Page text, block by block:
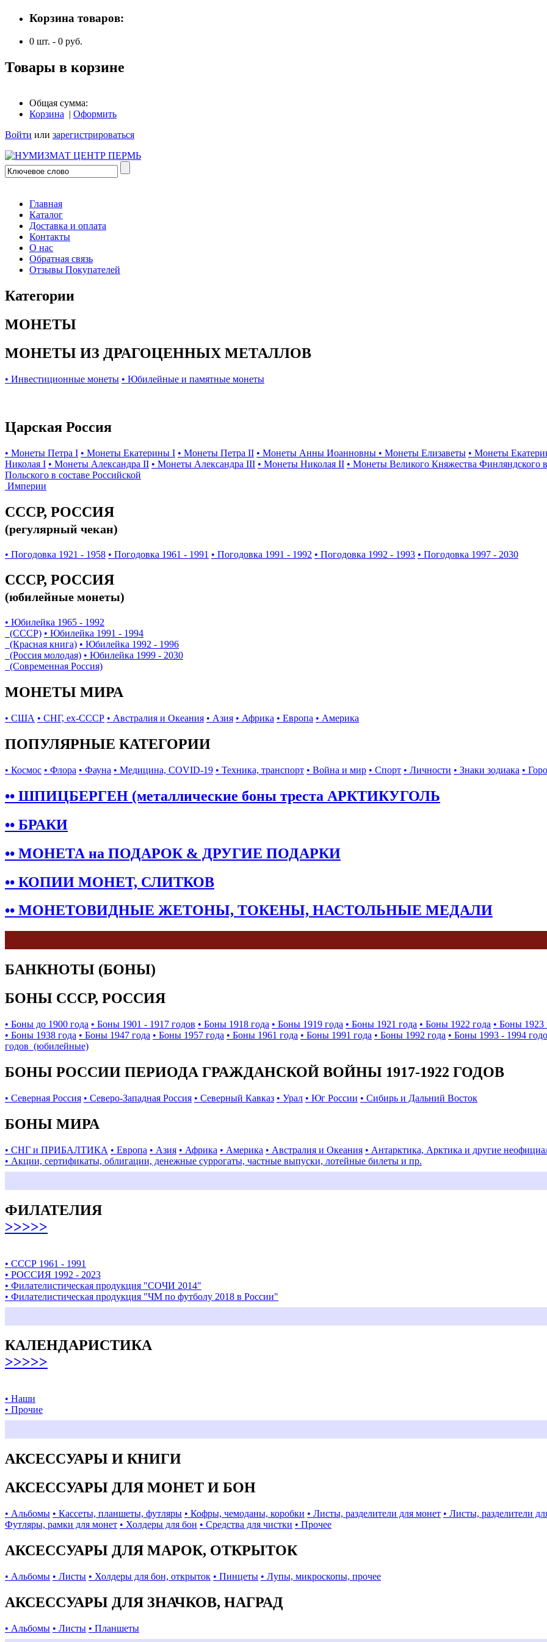
Корзина товаров:
0 шт. - 0 руб.
Товары в корзине
Общая сумма:
Корзина | Оформить
Войти или зарегистрироваться
Главная
Каталог
Доставка и оплата
Контакты
О нас
Обратная связь
Отзывы Покупателей
Категории
МОНЕТЫ
МОНЕТЫ ИЗ ДРАГОЦЕННЫХ МЕТАЛЛОВ
• Инвестиционные монеты • Юбилейные и памятные монеты
Царская Россия
• Монеты Петра I • Монеты Екатерины I • Монеты Петра II • Монеты Анны Иоанновны • Монеты Елизаветы • Монеты
Николая I • Монеты Александра II • Монеты Александра III • Монеты Николая II • Монеты Великого Княжества Финляндского
Польского в составе Российской
Империи
СССР, РОССИЯ
(регулярный чекан)
• Погодовка 1921 - 1958 • Погодовка 1961 - 1991 • Погодовка 1991 - 1992 • Погодовка 1992 - 1993 • Погодовка 1997 - 2030
СССР, РОССИЯ
(юбилейные монеты)
• Юбилейка 1965 - 1992
(СССР) • Юбилейка 1991 - 1994
(Красная книга) • Юбилейка 1992 - 1996
(Россия молодая) • Юбилейка 1999 - 2030
(Современная Россия)
МОНЕТЫ МИРА
• США • СНГ, ex-СССР • Австралия и Океания • Азия • Африка • Европа • Америка
ПОПУЛЯРНЫЕ КАТЕГОРИИ
• Космос • Флора • Фауна • Медицина, COVID-19 • Техника, транспорт • Война и мир • Спорт • Личности • Знаки зодиака •
•• ШПИЦБЕРГЕН (металлические боны треста АРКТИКУГОЛЬ
•• БРАКИ
•• МОНЕТА на ПОДАРОК & ДРУГИЕ ПОДАРКИ
•• КОПИИ МОНЕТ, СЛИТКОВ
•• МОНЕТОВИДНЫЕ ЖЕТОНЫ, ТОКЕНЫ, НАСТОЛЬНЫЕ МЕДАЛИ
БАНКНОТЫ (БОНЫ)
БОНЫ СССР, РОССИЯ
• Боны до 1900 года • Боны 1901 - 1917 годов • Боны 1918 года • Боны 1919 года • Боны 1921 года • Боны 1922 года • Боны 1923
• Боны 1938 года • Боны 1947 года • Боны 1957 года • Боны 1961 года • Боны 1991 года • Боны 1992 года • Боны 1993 - 1994
годов (юбилейные)
БОНЫ РОССИИ ПЕРИОДА ГРАЖДАНСКОЙ ВОЙНЫ 1917-1922 ГОДОВ
• Северная Россия • Северо-Западная Россия • Северный Кавказ • Урал • Юг России • Сибирь и Дальний Восток
БОНЫ МИРА
• СНГ и ПРИБАЛТИКА • Европа • Азия • Африка • Америка • Австралия и Океания • Антарктика, Арктика и другие
• Акции, сертификаты, облигации, денежные суррогаты, частные выпуски, лотейные билеты и пр.
ФИЛАТЕЛИЯ
>>>>>
• СССР 1961 - 1991
• РОССИЯ 1992 - 2023
• Филателистическая продукция "СОЧИ 2014"
• Филателистическая продукция "ЧМ по футболу 2018 в России"
КАЛЕНДАРИСТИКА
>>>>>
• Наши
• Прочие
АКСЕССУАРЫ И КНИГИ
АКСЕССУАРЫ ДЛЯ МОНЕТ И БОН
• Альбомы • Кассеты, планшеты, футляры • Кофры, чемоданы, коробки • Листы, разделители для монет • Листы, разделители
Футляры, рамки для монет • Холдеры для бон • Средства для чистки • Прочее
АКСЕССУАРЫ ДЛЯ МАРОК, ОТКРЫТОК
• Альбомы • Листы • Холдеры для бон, открыток • Пинцеты • Лупы, микроскопы, прочее
АКСЕССУАРЫ ДЛЯ ЗНАЧКОВ, НАГРАД
• Альбомы • Листы • Планшеты